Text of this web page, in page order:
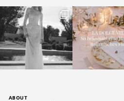
definiert diese Hochzeit. Die
die liebevollen Details wurden
wedding eingefangen.